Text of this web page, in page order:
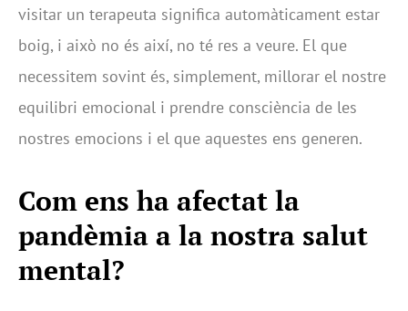
visitar un terapeuta significa automàticament estar
boig, i això no és així, no té res a veure. El que
necessitem sovint és, simplement, millorar el nostre
equilibri emocional i prendre consciència de les
nostres emocions i el que aquestes ens generen.
Com ens ha afectat la
pandèmia a la nostra salut
mental?